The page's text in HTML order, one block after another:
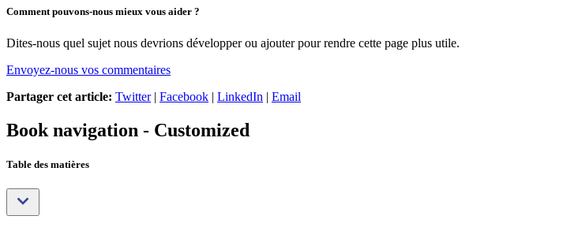
Comment pouvons-nous mieux vous aider ?
Dites-nous quel sujet nous devrions développer ou ajouter pour rendre cette page plus utile.
Envoyez-nous vos commentaires
Partager cet article: Twitter| Facebook | LinkedIn | Email
Book navigation - Customized
Table des matières